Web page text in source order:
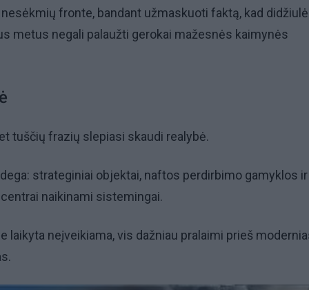
fronte, bandant užmaskuoti faktą, kad didžiulė
metus negali palaužti gerokai mažesnės kaimynės
tuščių frazių slepiasi skaudi realybė.
strateginiai objektai, naftos perdirbimo gamyklos ir
naikinami sistemingai.
laikyta neįveikiama, vis dažniau pralaimi prieš